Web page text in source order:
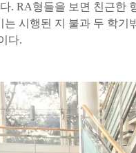
. RA형들을 보면 친근한
는 시행된 지 불과 두 학
다.